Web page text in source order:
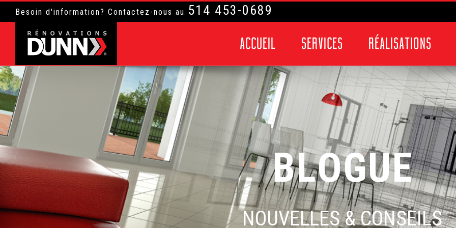
Besoin d'information? Contactez-nous au 514 453-0689
ACCUEIL SERVICES RÉALISATIONS
BLOGUE
NOUVELLES & CONSEILS